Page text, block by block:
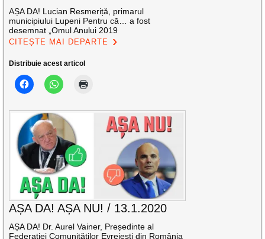
AȘA DA! Lucian Resmeriță, primarul
municipiului Lupeni Pentru că… a fost
desemnat „Omul Anului 2019
CITEȘTE MAI DEPARTE
Distribuie acest articol
AȘA DA! AȘA NU! / 13.1.2020
AȘA DA! Dr. Aurel Vainer, Președinte al
Federației Comunităților Evreiești din România